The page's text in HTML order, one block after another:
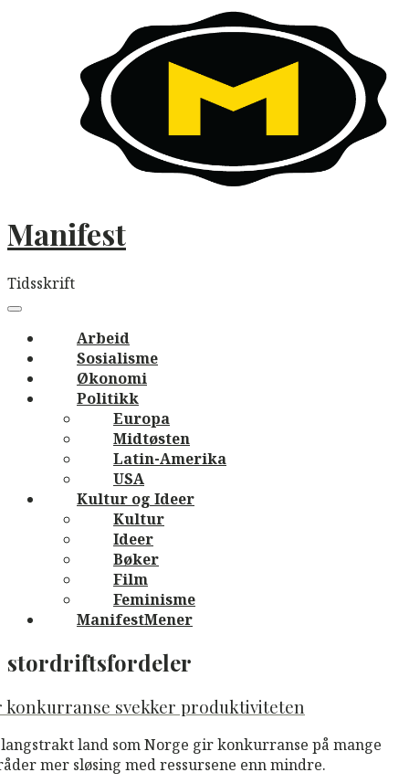
Manifest
Tidsskrift
navigation
Menu
Arbeid
Sosialisme
Økonomi
Politikk
Europa
Midtøsten
Latin-Amerika
USA
Kultur og Ideer
Kultur
Ideer
Bøker
Film
Feminisme
ManifestMener
stordriftsfordeler
konkurranse svekker produktiviteten
land som Norge gir konkurranse på mange
mer sløsing med ressursene enn mindre.